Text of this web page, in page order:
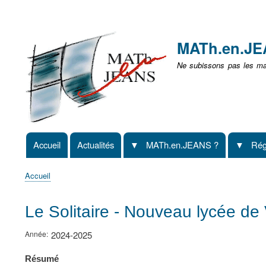
non
identifié
Ne subissons pas les
Navigation
principale
Accueil Actualités MATh.en.JEANS ?
d'Ariane
Accueil
Le Solitaire - Nouveau lycée de
Année 2024-2025
Résumé